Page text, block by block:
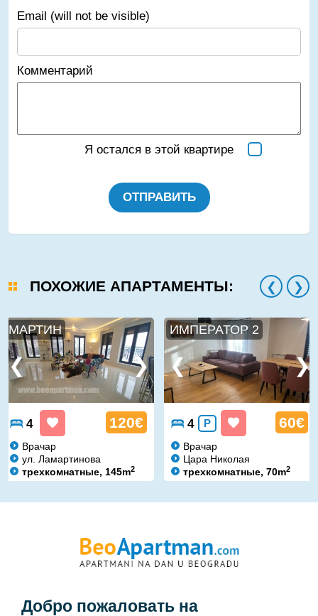
Email (will not be visible)
Комментарий
Я остался в этой квартире
ОТПРАВИТЬ
ПОХОЖИЕ АПАРТАМЕНТЫ:
МАРТИН
4 120€
Врачар
ул. Ламартинова
трехкомнатные, 145m2
ИМПЕРАТОР 2
4 P 60€
Врачар
Цара Николая
трехкомнатные, 70m2
Добро пожаловать на